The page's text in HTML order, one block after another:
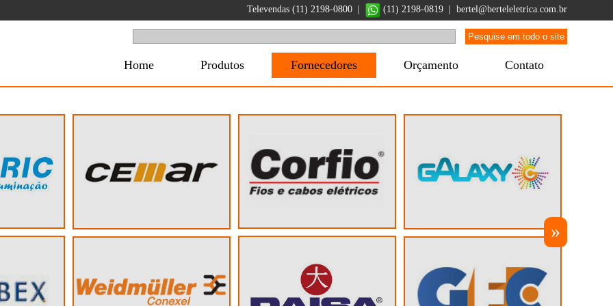
Televendas (11) 2198-0800 | (11) 2198-0819| bertel@berteleletrica.com.br
Home Produtos Fornecedores Orçamento Contato
»